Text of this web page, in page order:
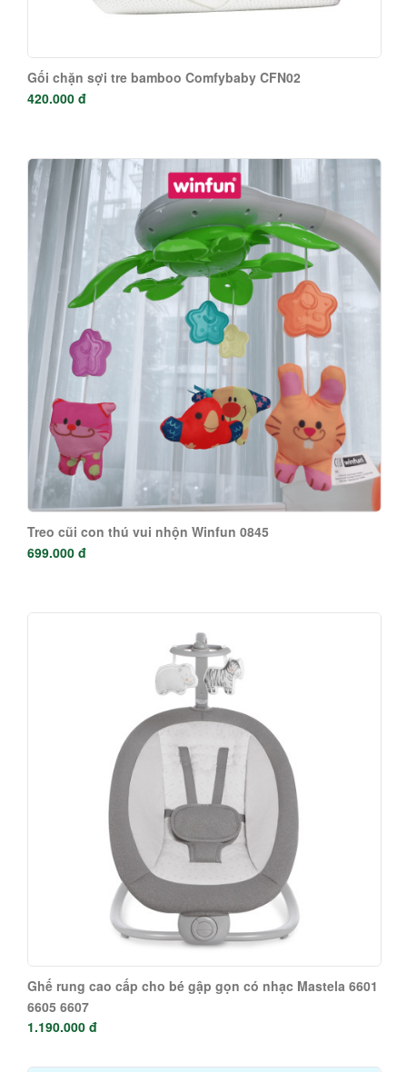
Gối chặn sợi tre bamboo Comfybaby CFN02
420.000 đ
Treo cũi con thú vui nhộn Winfun 0845
699.000 đ
Ghế rung cao cấp cho bé gập gọn có nhạc Mastela 6601
6605 6607
1.190.000 đ